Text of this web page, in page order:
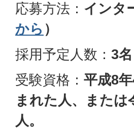
応募方法： インタ
から ）
採用予定人数： 3名
受験資格： 平成8
まれた人、または
人。